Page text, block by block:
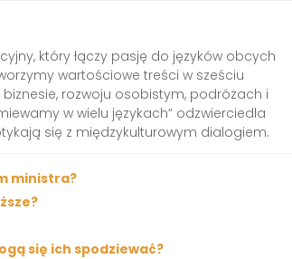
który łączy pasję do języków obcych
wartościowe treści w sześciu
rozwoju osobistym, podróżach i
w wielu językach” odzwierciedla
się z międzykulturowym dialogiem.
ministra?
się ich spodziewać?